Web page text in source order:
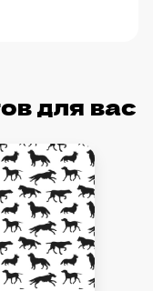
для вас